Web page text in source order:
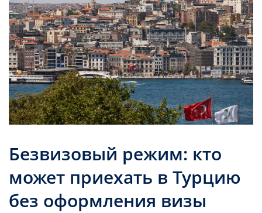
Безвизовый режим: кто
может приехать в Турцию
без оформления визы